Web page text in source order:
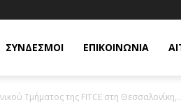
ΣΥΝΔΕΣΜΟΙ ΕΠΙΚΟΙΝΩΝΙΑ
Τμήματος της FITCE στη